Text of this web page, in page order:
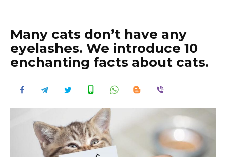
Many cats don’t have any
eyelashes. We introduce 10
enchanting facts about cats.